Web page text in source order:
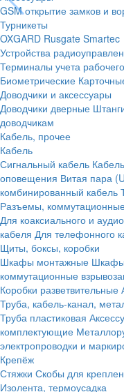
GSM открытие замков и
Турникеты
OXGARD Rusgate Smartec
Устройства
Терминалы учета
Биометрические
Доводчики и аксессуары
Доводчики дверные
доводчикам
Кабель, прочее
Кабель
Сигнальный кабель
оповещения Витая пара
комбинированный кабель
Разъемы,
Для коаксиального и
кабеля Для телефонного
Щиты, боксы, коробки
Шкафы монтажные Шкафы
коммутационные
Коробки разветвительные
Труба, кабель-канал,
Труба пластиковая
комплектующие
электропроводки и
Крепёж
Стяжки Скобы для
Изолента, термоусадка